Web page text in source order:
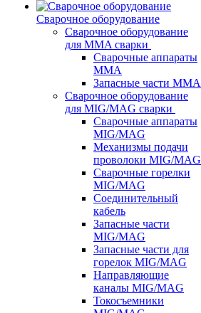
Сварочное оборудование
Сварочное оборудование
для MMA сварки
Сварочные аппараты
MMA
Запасные части MMA
Сварочное оборудование
для MIG/MAG сварки
Сварочные аппараты
MIG/MAG
Механизмы подачи
проволоки MIG/MAG
Сварочные горелки
MIG/MAG
Соединительный
кабель
Запасные части
MIG/MAG
Запасные части для
горелок MIG/MAG
Направляющие
каналы MIG/MAG
Токосъемники